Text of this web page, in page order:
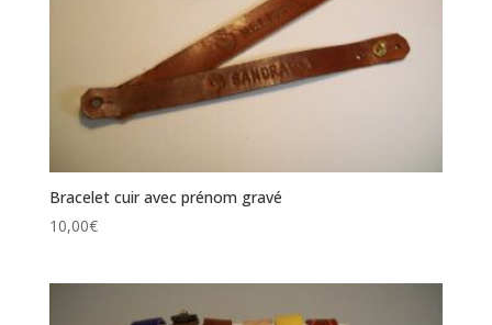
Bracelet cuir avec prénom gravé
10,00€